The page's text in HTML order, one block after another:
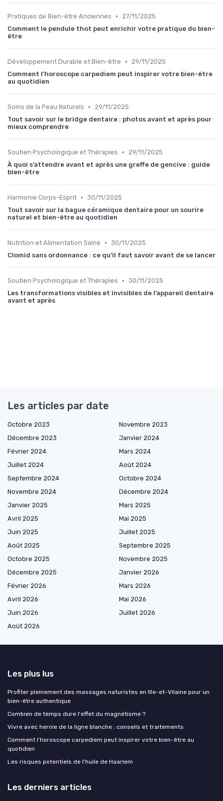
Pratiques de Bien-être Anciennes •
27/11/2025
Comment le pendule thot peut enrichir votre pratique du bien-
être
Développement Durable et Bien-être •
29/11/2025
Comment l’horoscope carpediem peut inspirer votre bien-être
au quotidien
Soins de la Peau Naturels •
29/11/2025
Tout savoir sur le bridge dentaire : photos avant et après pour
mieux comprendre
Soutien Psychologique et Thérapies •
29/11/2025
À quoi s’attendre avant et après une greffe de gencive : guide
bien-être
Harmonie Corps-Esprit • 30/11/2025
Tout savoir sur la bague céramique dentaire pour un sourire
naturel et bien-être au quotidien
Nutrition et Alimentation Saine • 30/11/2025
Clomid sans ordonnance : ce qu’il faut savoir avant de se lancer
Soutien Psychologique et Thérapies • 30/11/2025
Les transformations visibles et invisibles de l’appareil dentaire
avant et après
Les articles par date
Octobre 2023
Novembre 2023
Décembre 2023
Janvier 2024
Février 2024
Mars 2024
Juillet 2024
Août 2024
Septembre 2024
Octobre 2024
Novembre 2024
Décembre 2024
Janvier 2025
Mars 2025
Avril 2025
Mai 2025
Juin 2025
Juillet 2025
Août 2025
Septembre 2025
Octobre 2025
Novembre 2025
Décembre 2025
Janvier 2026
Février 2026
Mars 2026
Avril 2026
Mai 2026
Juin 2026
Juillet 2026
Août 2026
Les plus lus
Profiter pleinement des massages naturistes en Ille-et-Vilaine pour un
bien-être authentique
Combien de temps dure l'effet du magnétisme ?
Vivre avec hernie de la ligne blanche : conseils et traitements
Comment l’horoscope carpediem peut inspirer votre bien-être au
quotidien
Les risques potentiels de l'huile de Haarlem
Les derniers articles